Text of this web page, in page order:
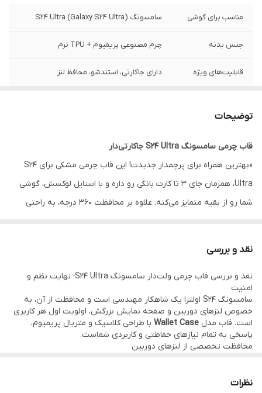
مناسب برای گوشی سامسونگ S24 Ultra (Galaxy S24 Ultra)
جنس بدنه چرم مصنوعی پریمیوم + TPU نرم
قابلیت‌های ویژه دارای جاکارتی، استندشو، محافظ لنز
توضیحات
قاب چرمی سامسونگ S24 Ultra جاکارتی‌دار
«بهترین همراه برای پرچمدار جدیدت! این قاب چرمی مشکی برای S24
Ultra، همزمان جای ۳ تا کارت بانکی رو داره و با استایل لوکسش، گوشی
شما رو از بقیه متمایز می‌کنه. علاوه بر محافظت ۳۶۰ درجه، به راحتی
نقد و بررسی
نقد و بررسی قاب چرمی ولت‌دار سامسونگ S24 Ultra؛ نهایت نظم و
امنیت
سامسونگ S24 اولترا یک شاهکار مهندسی است و محافظت از آن، به
خصوص لنزهای دوربین و صفحه نمایش بزرگش، اولویت اول هر کاربری
است. قاب مدل Wallet Case با طراحی کلاسیک و متریال پریمیوم،
پاسخی به تمام نیازهای حفاظتی و کاربردی شماست.
محافظت تخصصی از لنزهای دوربین
قرار می‌دهید، لنزهای دوربین هیچ تماسی با سطح ندارند و از خط و خش
نظرات